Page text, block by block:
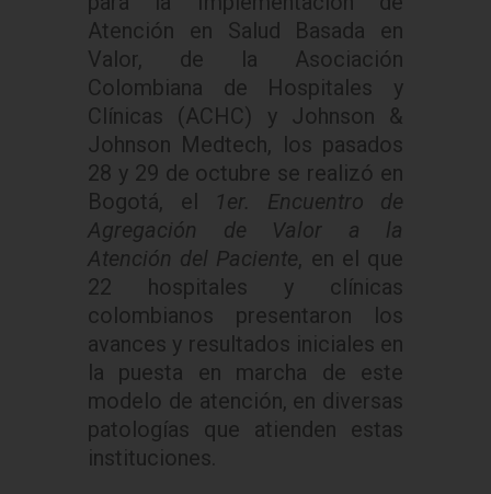
Atención en Salud Basada en
Valor, de la Asociación
Colombiana de Hospitales y
Clínicas (ACHC) y Johnson &
Johnson Medtech, los pasados
28 y 29 de octubre se realizó en
Bogotá, el
1er. Encuentro de
Agregación de Valor a la
Atención del Paciente, en el que
22 hospitales y clínicas
colombianos presentaron los
avances y resultados iniciales en
la puesta en marcha de este
modelo de atención, en diversas
patologías que atienden estas
instituciones.